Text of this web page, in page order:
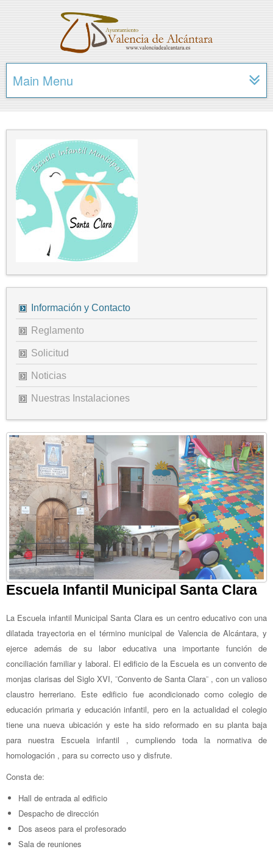
Main Menu
Información y Contacto
Reglamento
Solicitud
Noticias
Nuestras Instalaciones
Escuela Infantil Municipal Santa Clara
La Escuela infantil Municipal Santa Clara es un centro educativo con una
dilatada trayectoria en el término municipal de Valencia de Alcántara, y
ejerce además de su labor educativa una importante función de
conciliación familiar y laboral. El edificio de la Escuela es un convento de
monjas clarisas del Siglo XVI, ¨Convento de Santa Clara¨ , con un valioso
claustro herreriano. Este edificio fue acondicionado como colegio de
educación primaria y educación infantil, pero en la actualidad el colegio
tiene una nueva ubicación y este ha sido reformado en su planta baja
para nuestra Escuela infantil , cumpliendo toda la normativa de
homologación , para su correcto uso y disfrute.
Consta de:
Hall de entrada al edificio
Despacho de dirección
Dos aseos para el profesorado
Sala de reuniones